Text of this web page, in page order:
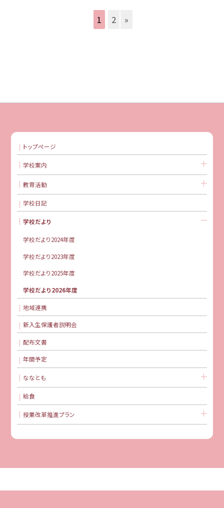
1 2 »
トップページ
学校案内
教育活動
学校日記
学校だより
学校だより2024年度
学校だより2023年度
学校だより2025年度
学校だより2026年度
地域連携
新入生保護者説明会
配布文書
年間予定
ななとも
給食
授業改革推進プラン